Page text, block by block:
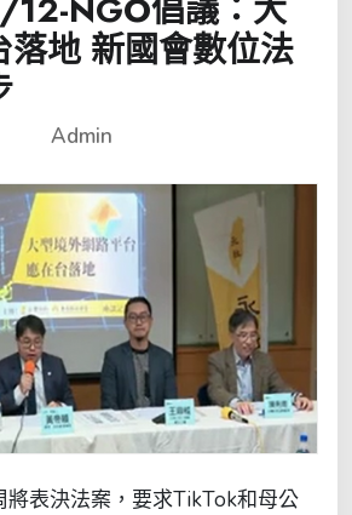
NGO倡議：大
落地 新國會數位法
Admin
將表決法案，要求TikTok和母公